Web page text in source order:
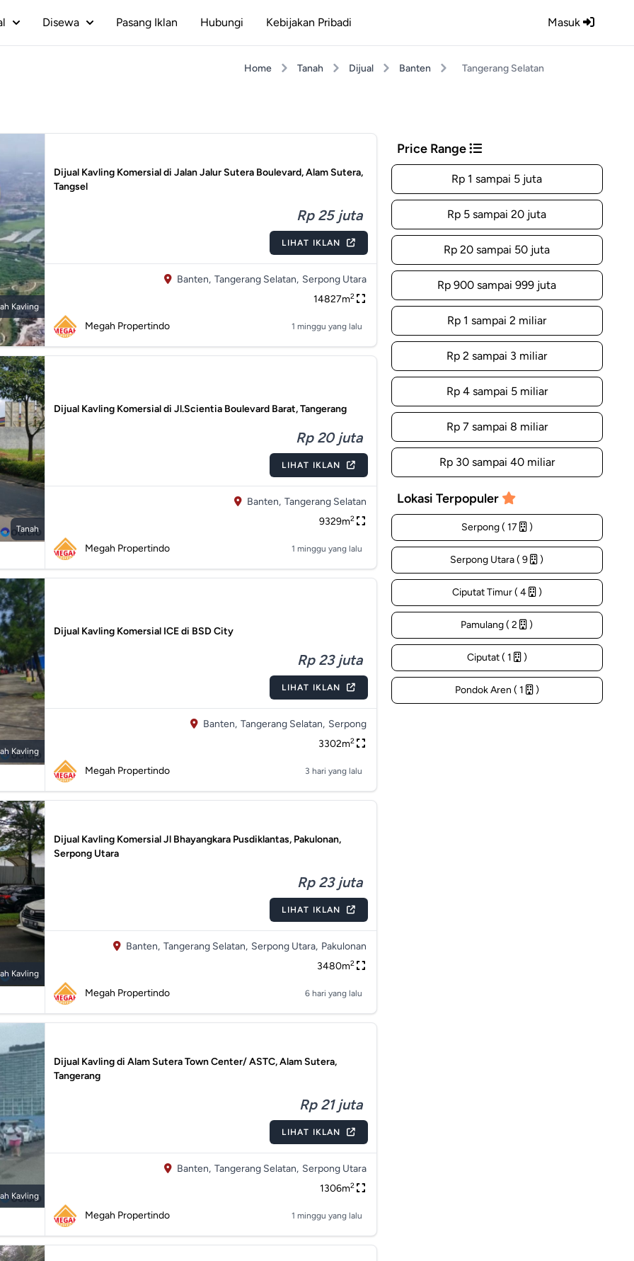
Masuk
Disewa Pasang Iklan Hubungi Kebijakan Pribadi
Home Tanah Dijual Banten Tangerang Selatan
Kavling
Dijual Kavling Komersial di Jalan Jalur Sutera Boulevard, Alam Sutera,
Tangsel
Rp 25 juta
LIHAT IKLAN
Banten, Tangerang Selatan, Serpong Utara
14827m2
Megah Propertindo 1 minggu yang lalu
Tanah
Dijual Kavling Komersial di Jl.Scientia Boulevard Barat, Tangerang
Rp 20 juta
LIHAT IKLAN
Banten, Tangerang Selatan
9329m2
Megah Propertindo 1 minggu yang lalu
Kavling
Dijual Kavling Komersial ICE di BSD City
Rp 23 juta
LIHAT IKLAN
Banten, Tangerang Selatan, Serpong
3302m2
Megah Propertindo 3 hari yang lalu
Kavling
Dijual Kavling Komersial Jl Bhayangkara Pusdiklantas, Pakulonan,
Serpong Utara
Rp 23 juta
LIHAT IKLAN
Banten, Tangerang Selatan, Serpong Utara, Pakulonan
3480m2
Megah Propertindo 6 hari yang lalu
Kavling
Dijual Kavling di Alam Sutera Town Center/ ASTC, Alam Sutera,
Tangerang
Rp 21 juta
LIHAT IKLAN
Banten, Tangerang Selatan, Serpong Utara
1306m2
Megah Propertindo 1 minggu yang lalu
Price Range
Rp 1 sampai 5 juta
Rp 5 sampai 20 juta
Rp 20 sampai 50 juta
Rp 900 sampai 999 juta
Rp 1 sampai 2 miliar
Rp 2 sampai 3 miliar
Rp 4 sampai 5 miliar
Rp 7 sampai 8 miliar
Rp 30 sampai 40 miliar
Lokasi Terpopuler
Serpong ( 17 )
Serpong Utara ( 9 )
Ciputat Timur ( 4 )
Pamulang ( 2 )
Ciputat ( 1 )
Pondok Aren ( 1 )